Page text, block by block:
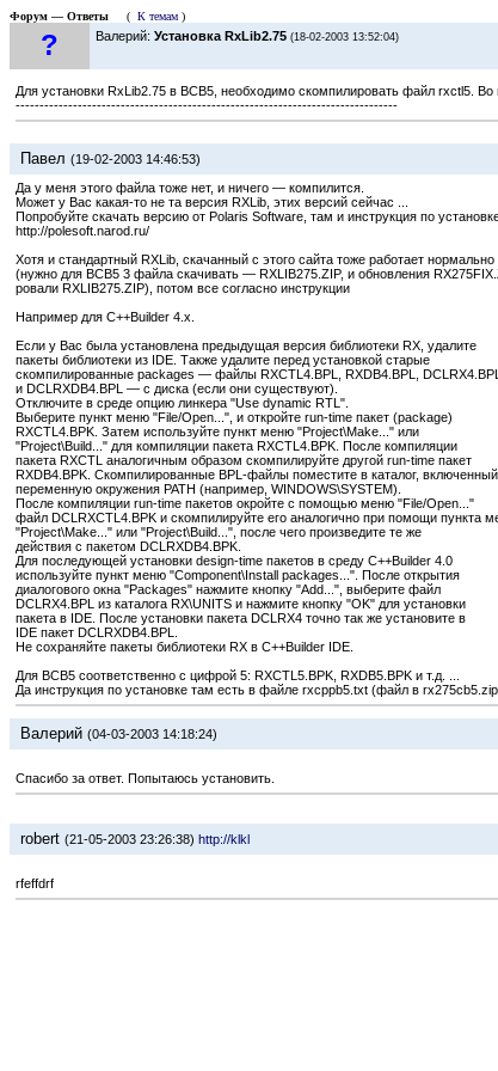
Форум — Ответы ( К темам )
? Валерий: Установка RxLib2.75 (18-02-2003 13:52:04)
Для установки RxLib2.75 в BCB5, необходимо скомпилировать файл rxctl5.
--------------------------------------------------------------------------------
Павел (19-02-2003 14:46:53)
Да у меня этого файла тоже нет, и ничего — компилится.
Может у Вас какая-то не та версия RXLib, этих версий сейчас ...
Попробуйте скачать версию от Polaris Software, там и инструкция по
http://polesoft.narod.ru/
Хотя и стандартный RXLib, скачанный с этого сайта тоже работает нормально
(нужно для BCB5 3 файла скачивать — RXLIB275.ZIP, и обновления
ровали RXLIB275.ZIP), потом все согласно инструкции
Например для C++Builder 4.x.
Если у Вас была установлена предыдущая версия библиотеки RX, удалите
пакеты библиотеки из IDE. Также удалите перед установкой старые
скомпилированные packages — файлы RXCTL4.BPL, RXDB4.BPL, DCLRX4.BPL
и DCLRXDB4.BPL — с диска (если они существуют).
Отключите в среде опцию линкера "Use dynamic RTL".
Выберите пункт меню "File/Open...", и откройте run-time пакет (package)
RXCTL4.BPK. Затем используйте пункт меню "Project\Make..." или
"Project\Build..." для компиляции пакета RXCTL4.BPK. После компиляции
пакета RXCTL аналогичным образом скомпилируйте другой run-time пакет
RXDB4.BPK. Скомпилированные BPL-файлы поместите в каталог,
переменную окружения PATH (например, WINDOWS\SYSTEM).
После компиляции run-time пакетов окройте с помощью меню "File/Open..."
файл DCLRXCTL4.BPK и скомпилируйте его аналогично при помощи пункта
"Project\Make..." или "Project\Build...", после чего произведите те же
действия с пакетом DCLRXDB4.BPK.
Для последующей установки design-time пакетов в среду C++Builder 4.0
используйте пункт меню "Component\Install packages...". После открытия
диалогового окна "Packages" нажмите кнопку "Add...", выберите файл
DCLRX4.BPL из каталога RX\UNITS и нажмите кнопку "OK" для установки
пакета в IDE. После установки пакета DCLRX4 точно так же установите в
IDE пакет DCLRXDB4.BPL.
Не сохраняйте пакеты библиотеки RX в C++Builder IDE.
Для BCB5 соответственно с цифрой 5: RXCTL5.BPK, RXDB5.BPK и т.д. ...
Да инструкция по установке там есть в файле rxcppb5.txt (файл в
Валерий (04-03-2003 14:18:24)
Спасибо за ответ. Попытаюсь установить.
robert (21-05-2003 23:26:38) http://klkl
rfeffdrf